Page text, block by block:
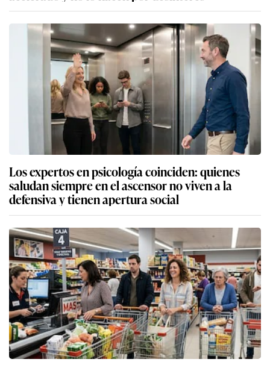
Los expertos en psicología coinciden: quienes
saludan siempre en el ascensor no viven a la
defensiva y tienen apertura social